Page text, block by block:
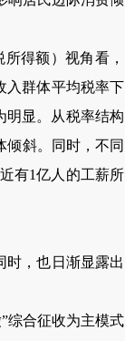
得额）视角看，
入群体平均税率下
明显。从税率结构
倾斜。同时，不同
有1亿人的工薪所
，也日渐显露出
综合征收为主模式